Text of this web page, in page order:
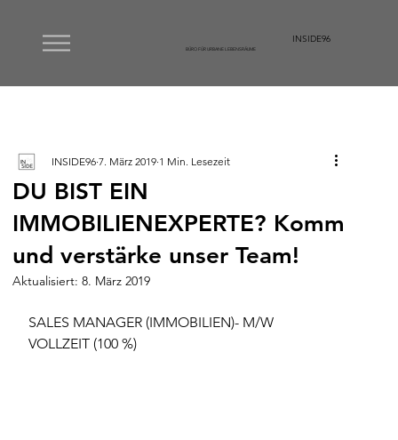
INSIDE96
BÜRO FÜR URBANE LEBENSRÄUME
DU BIST EIN
IMMOBILIENEXPERTE? Komm
und verstärke unser Team!
INSIDE96 7. März 2019 1 Min. Lesezeit
Aktualisiert: 8. März 2019
SALES MANAGER (IMMOBILIEN)- M/W
VOLLZEIT (100 %)